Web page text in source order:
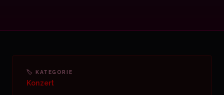
🏷 KATEGORIE
Konzert